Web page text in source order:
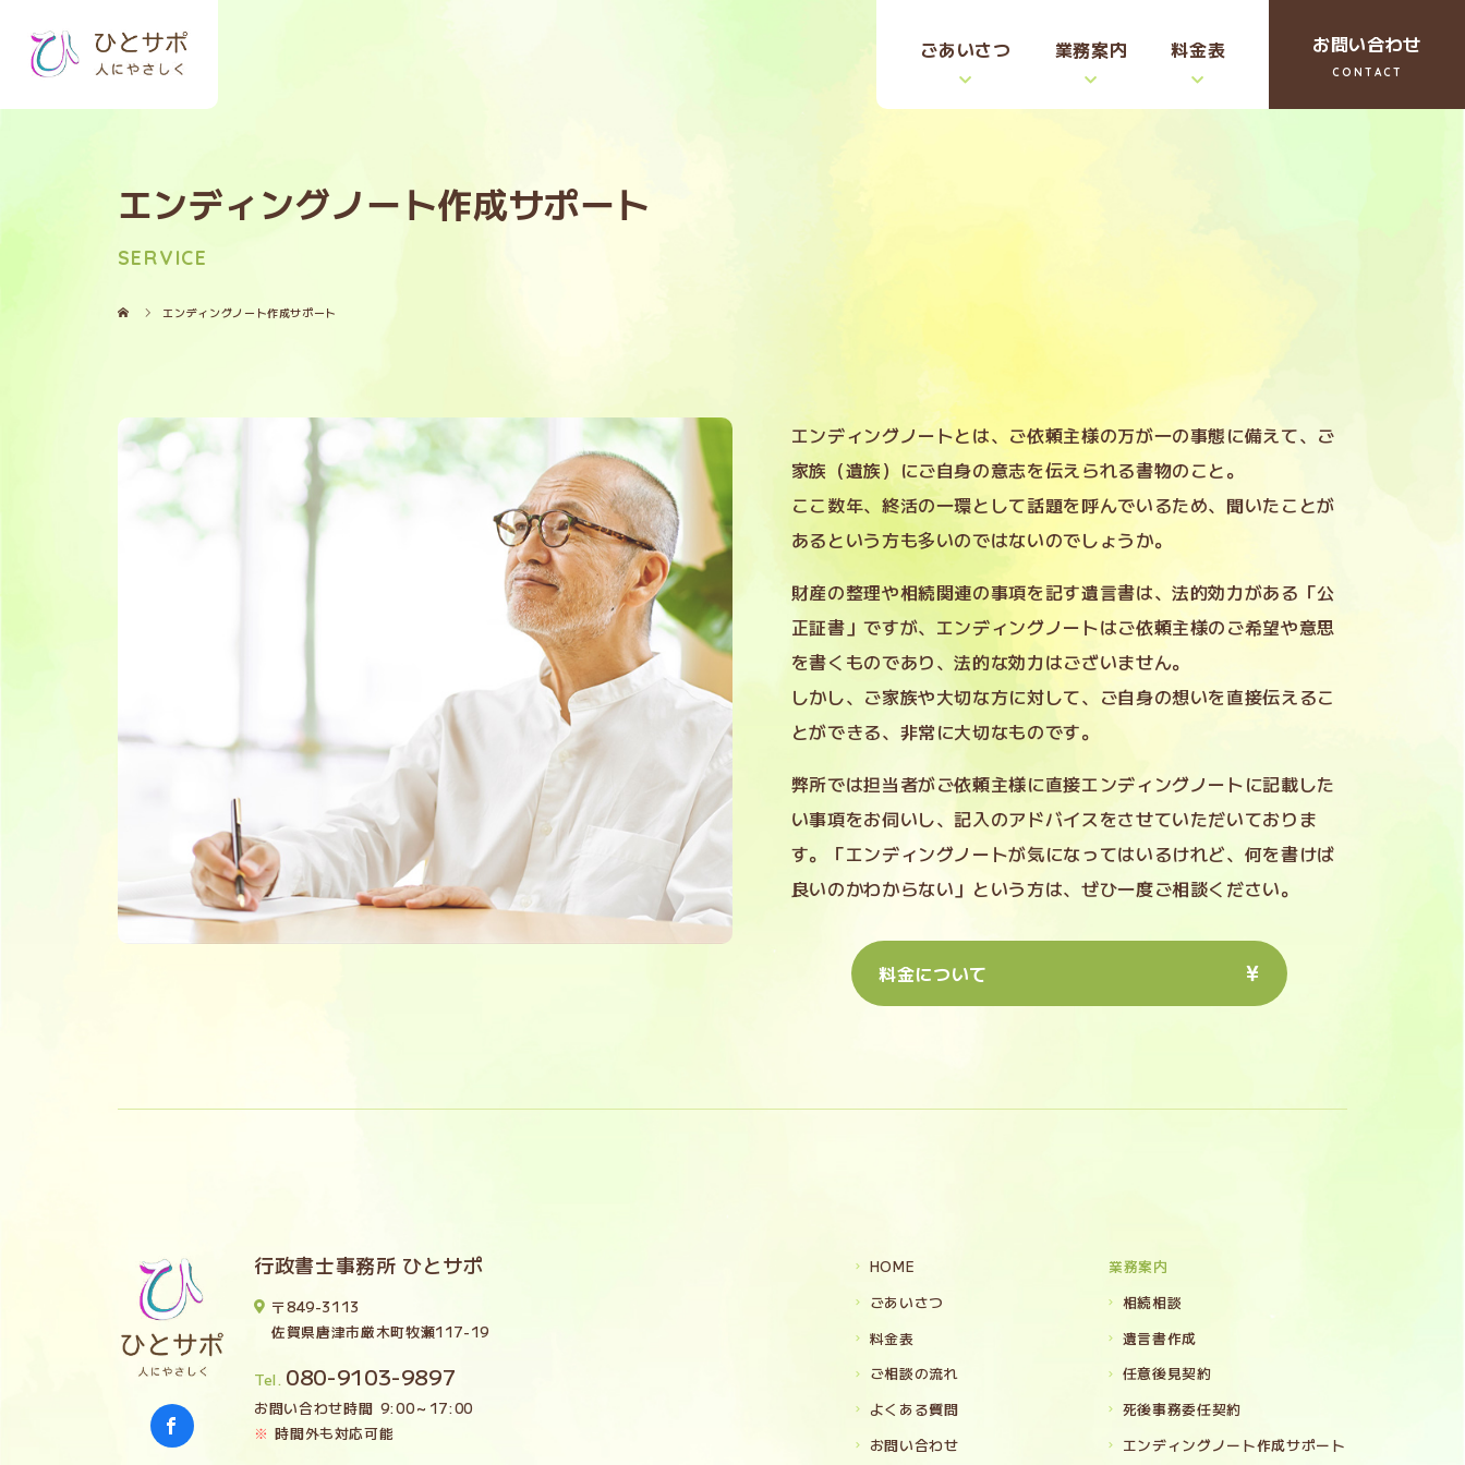
ごあいさつ 業務案内 料金表 お問い合わせ
エンディングノート作成サポート
SERVICE
エンディングノート作成サポート
エンディングノートとは、ご依頼主様の万が一の事態に備えて、ご
家族（遺族）にご自身の意志を伝えられる書物のこと。
ここ数年、終活の一環として話題を呼んでいるため、聞いたことが
あるという方も多いのではないのでしょうか。
財産の整理や相続関連の事項を記す遺言書は、法的効力がある「公
正証書」ですが、エンディングノートはご依頼主様のご希望や意思
を書くものであり、法的な効力はございません。
しかし、ご家族や大切な方に対して、ご自身の想いを直接伝えるこ
とができる、非常に大切なものです。
弊所では担当者がご依頼主様に直接エンディングノートに記載した
い事項をお伺いし、記入のアドバイスをさせていただいておりま
す。「エンディングノートが気になってはいるけれど、何を書けば
良いのかわからない」という方は、ぜひ一度ご相談ください。
料金について
行政書士事務所 ひとサポ
〒849-3113
佐賀県唐津市厳木町牧瀬117-19
Tel. 080-9103-9897
お問い合わせ時間 9:00～17:00
時間外も対応可能
HOME
ごあいさつ
料金表
ご相談の流れ
よくある質問
お問い合わせ
業務案内
相続相談
遺言書作成
任意後見契約
死後事務委任契約
エンディングノート作成サポート